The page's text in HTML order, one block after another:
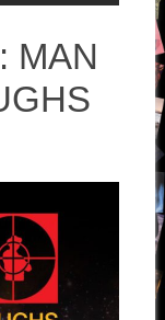
MAN